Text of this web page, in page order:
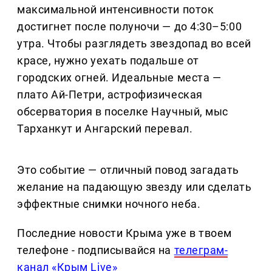
максимальной интенсивности поток
достигнет после полуночи — до 4:30–5:00
утра. Чтобы разглядеть звездопад во всей
красе, нужно уехать подальше от
городских огней. Идеальные места —
плато Ай-Петри, астрофизическая
обсерватория в поселке Научный, мыс
Тарханкут и Ангарский перевал.
Это событие — отличный повод загадать
желание на падающую звезду или сделать
эффектные снимки ночного неба.
Последние новости Крыма уже в твоем
телефоне - подписывайся на телеграм-
канал «Крым Live»